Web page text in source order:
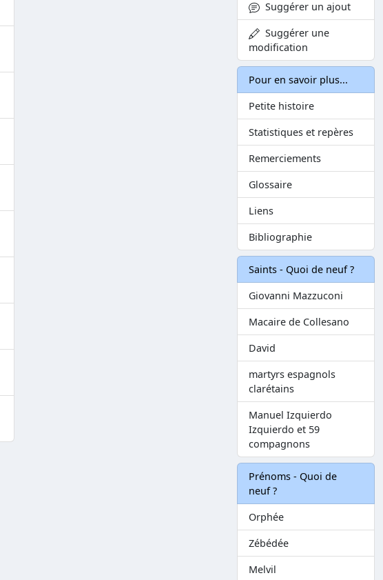
Suggérer un ajout
Suggérer une
modification
Pour en savoir plus...
Petite histoire
Statistiques et repères
Remerciements
Glossaire
Liens
Bibliographie
Saints - Quoi de neuf ?
Giovanni Mazzuconi
Macaire de Collesano
David
martyrs espagnols
clarétains
Manuel Izquierdo
Izquierdo et 59
compagnons
Prénoms - Quoi de
neuf ?
Orphée
Zébédée
Melvil